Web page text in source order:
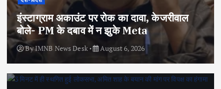
इंस्टाग्राम अकाउंट पर रोक का दावा, केजरीवाल
बोले- PM के दबाव में न झुके Meta
ByIMNB News Desk August 6, 2026